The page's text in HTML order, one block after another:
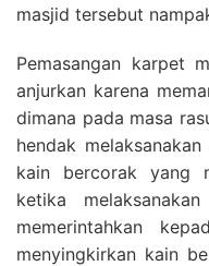
masjid tersebut
Pemasangan karpet
anjurkan karena
dimana pada masa
hendak
kain bercorak yang
ketika
memerintahkan
menyingkirkan kain